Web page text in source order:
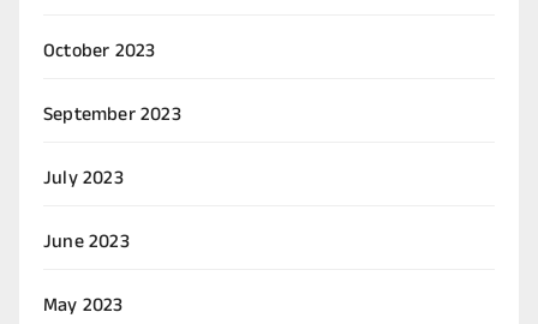
October 2023
September 2023
July 2023
June 2023
May 2023